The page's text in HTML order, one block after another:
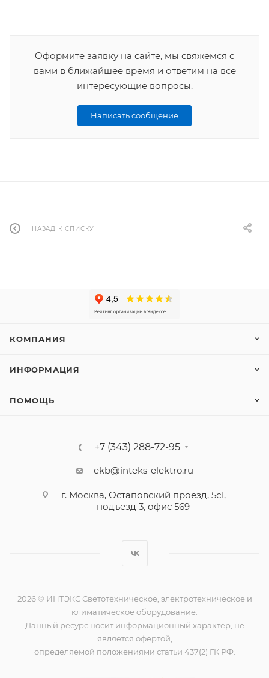
Оформите заявку на сайте, мы свяжемся с
вами в ближайшее время и ответим на все
интересующие вопросы.
Написать сообщение
НАЗАД К СПИСКУ
КОМПАНИЯ
ИНФОРМАЦИЯ
ПОМОЩЬ
+7 (343) 288-72-95
ekb@inteks-elektro.ru
г. Москва, Остаповский проезд, 5с1,
подъезд 3, офис 569
2026 © ИНТЭКС Светотехническое, электротехническое и
климатическое оборудование.
Данный ресурс носит информационный характер, не
является офертой,
определяемой положениями статьи 437(2) ГК РФ.